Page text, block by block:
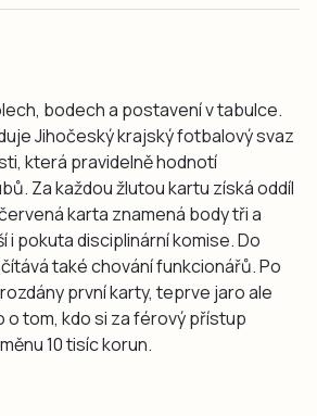
bodech a postavení v tabulce.
Jihočeský krajský fotbalový svaz
která pravidelně hodnotí
Za každou žlutou kartu získá oddíl
karta znamená body tři a
i pokuta disciplinární komise. Do
také chování funkcionářů. Po
první karty, teprve jaro ale
tom, kdo si za férový přístup
10 tisíc korun.